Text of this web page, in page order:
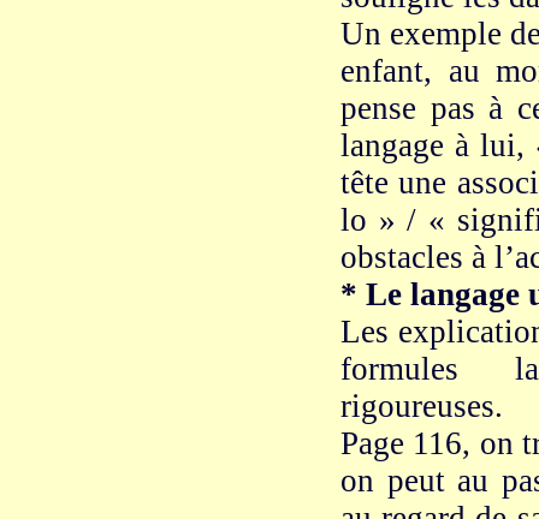
Un exemple
enfant, au
pense pas à
langage à lui,
tête une
lo » / «
obstacles à
* Le langage
Les
formules
rigoureuses.
Page 116, on
on peut au